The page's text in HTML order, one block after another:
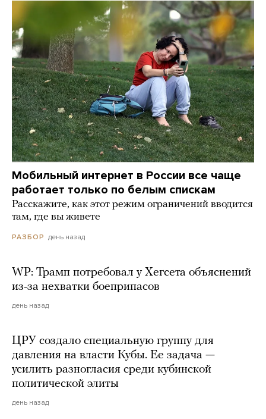
Мобильный интернет в России все чаще
работает только по белым спискам
Расскажите, как этот режим ограничений вводится
там, где вы живете
РАЗБОР день назад
WP: Трамп потребовал у Хегсета объяснений
из-за нехватки боеприпасов
день назад
ЦРУ создало специальную группу для
давления на власти Кубы. Ее задача —
усилить разногласия среди кубинской
политической элиты
день назад